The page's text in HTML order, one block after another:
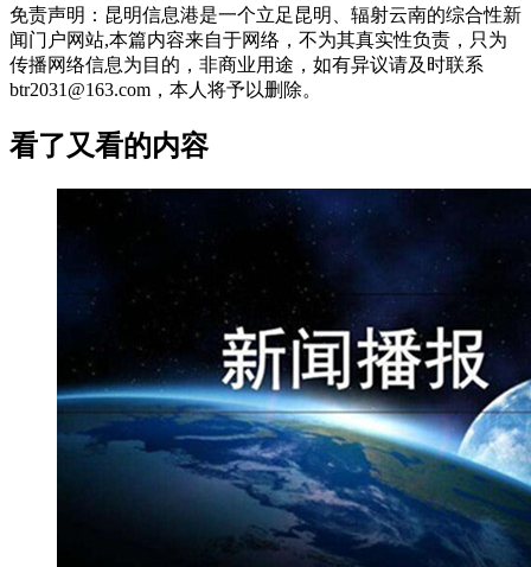
免责声明：昆明信息港是一个立足昆明、辐射云南的综合性新
闻门户网站,本篇内容来自于网络，不为其真实性负责，只为
传播网络信息为目的，非商业用途，如有异议请及时联系
btr2031@163.com，本人将予以删除。
看了又看的内容